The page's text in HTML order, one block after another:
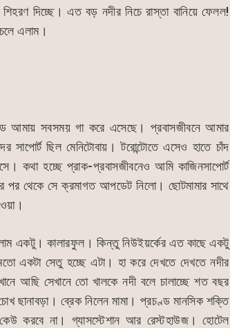
দিচ্ছে। এত বড় নদীর নিচে রাস্তা বানিয়ে ফেলল!
এলাম।
আমায় সবসময় গা করে এসেছে। প্রবাসজীবনে আমার
ছিল মেনিটোবায়। টরোন্টোতে এসেও হাতে চাঁদ
কথা হচ্ছে প্রাক-প্রবাসজীবনেও আমি কাজিনসাপোর্ট
পর থেকে সে ক্রমাগত আপডেট নিলো। ছোটমামার সাথে
একটু। কালারফুল। কিন্তু নিউইয়র্কের এত কাছে একটু
একটা সেতু হচ্ছে এটা। হা করে দেখতে দেখতে নদীর
আছি সেখানে তো খালকে নদী বলে চালাচ্ছে শত বছর
ছানাবড়া। ব্রেক নিলেন মামা। প্রচণ্ড মানসিক শক্তি
করবে না। গ্যাসস্টেশান আর রেস্টহাউজ। হোটেল